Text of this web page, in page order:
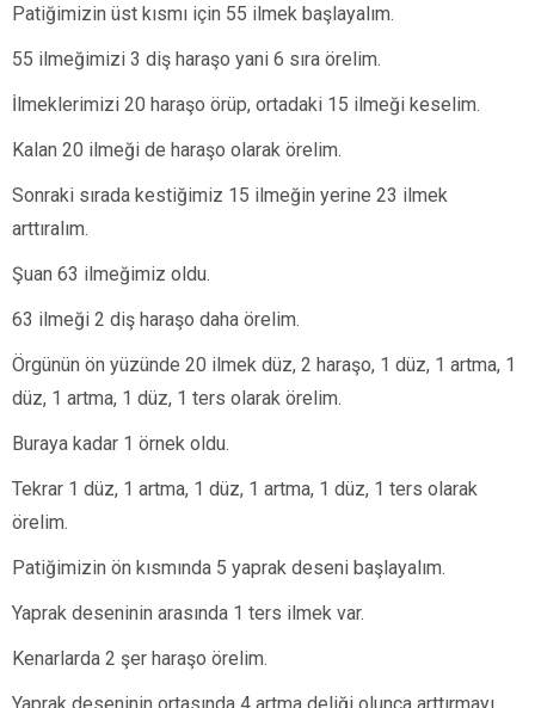
Patiğimizin üst kısmı için 55 ilmek başlayalım.
55 ilmeğimizi 3 diş haraşo yani 6 sıra örelim.
İlmeklerimizi 20 haraşo örüp, ortadaki 15 ilmeği keselim.
Kalan 20 ilmeği de haraşo olarak örelim.
Sonraki sırada kestiğimiz 15 ilmeğin yerine 23 ilmek
arttıralım.
Şuan 63 ilmeğimiz oldu.
63 ilmeği 2 diş haraşo daha örelim.
Örgünün ön yüzünde 20 ilmek düz, 2 haraşo, 1 düz, 1 artma, 1
düz, 1 artma, 1 düz, 1 ters olarak örelim.
Buraya kadar 1 örnek oldu.
Tekrar 1 düz, 1 artma, 1 düz, 1 artma, 1 düz, 1 ters olarak
örelim.
Patiğimizin ön kısmında 5 yaprak deseni başlayalım.
Yaprak deseninin arasında 1 ters ilmek var.
Kenarlarda 2 şer haraşo örelim.